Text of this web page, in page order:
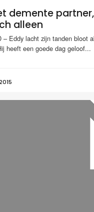
demente
alleen
– Eddy lacht zijn tanden bloot
heeft een goede dag geloof...